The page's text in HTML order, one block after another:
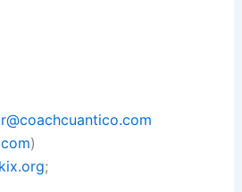
)
;